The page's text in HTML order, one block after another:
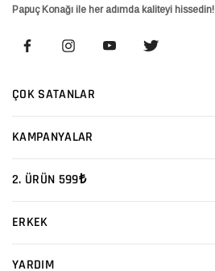
Papuç Konağı ile her adımda kaliteyi hissedin!
ÇOK SATANLAR
KAMPANYALAR
2. ÜRÜN 599₺
ERKEK
YARDIM